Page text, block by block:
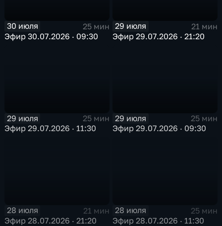
30 июля
25 мин
Эфир 30.07.2026 · 09:30
29 июля
21 мин
Эфир 29.07.2026 · 21:20
29 июля
25 мин
Эфир 29.07.2026 · 11:30
29 июля
25 мин
Эфир 29.07.2026 · 09:30
28 июля
21 мин
Эфир 28.07.2026 · 21:20
28 июля
25 мин
Эфир 28.07.2026 · 11:30